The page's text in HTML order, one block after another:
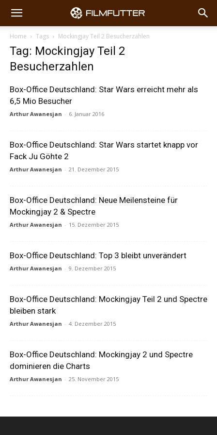
Home Tags Mockingjay Teil 2 Besucherzahlen
Tag: Mockingjay Teil 2
Besucherzahlen
Box-Office Deutschland: Star Wars erreicht mehr als
6,5 Mio Besucher
Arthur Awanesjan - 6. Januar 2016
Box-Office Deutschland: Star Wars startet knapp vor
Fack Ju Göhte 2
Arthur Awanesjan - 21. Dezember 2015
Box-Office Deutschland: Neue Meilensteine für
Mockingjay 2 & Spectre
Arthur Awanesjan - 15. Dezember 2015
Box-Office Deutschland: Top 3 bleibt unverändert
Arthur Awanesjan - 9. Dezember 2015
Box-Office Deutschland: Mockingjay Teil 2 und Spectre
bleiben stark
Arthur Awanesjan - 4. Dezember 2015
Box-Office Deutschland: Mockingjay 2 und Spectre
dominieren die Charts
Arthur Awanesjan - 25. November 2015